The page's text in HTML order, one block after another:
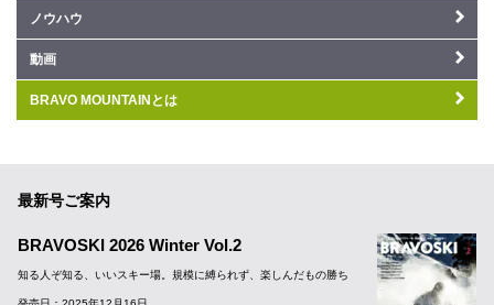
ノウハウ
動画
BRAVO MOUNTAINとは
最新号ご案内
BRAVOSKI 2026 Winter Vol.2
知る人ぞ知る、いいスキー場。規模に縛られず、楽しんだもの勝ち